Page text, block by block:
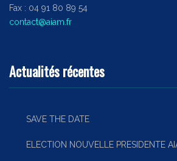
Fax : 04 91 80 89 54
contact@aiam.fr
Actualités récentes
SAVE THE DATE
ELECTION NOUVELLE PRESIDENTE